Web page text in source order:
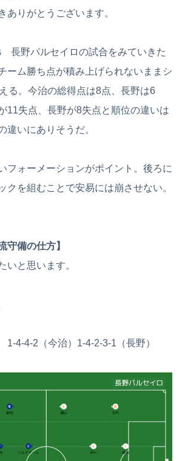
ありがとうございます。
野パルセイロの試合をみていきた
ーム勝ち点が積み上げられないままシ
る。今治の総得点は8点、長野は6
11失点、長野が8失点と順位の違いは
違いにありそうだ。
フォーメーションがポイント。後ろに
クを組むことで安易には崩させない。
守備の仕方】
いと思います。
4-4-2（今治）1-4-2-3-1（長野）